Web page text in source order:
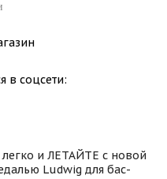
в соцсети:
и ЛЕТАЙТЕ с новой
Ludwig для бас-